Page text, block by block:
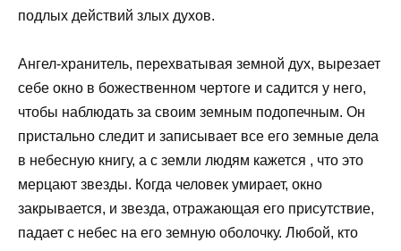
подлых действий злых духов.
Ангел-хранитель, перехватывая земной дух, вырезает
себе окно в божественном чертоге и садится у него,
чтобы наблюдать за своим земным подопечным. Он
пристально следит и записывает все его земные дела
в небесную книгу, а с земли людям кажется , что это
мерцают звезды. Когда человек умирает, окно
закрывается, и звезда, отражающая его присутствие,
падает с небес на его земную оболочку. Любой, кто